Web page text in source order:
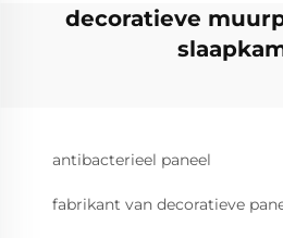
decoratieve
antibacterieel paneel
fabrikant van decoratieve